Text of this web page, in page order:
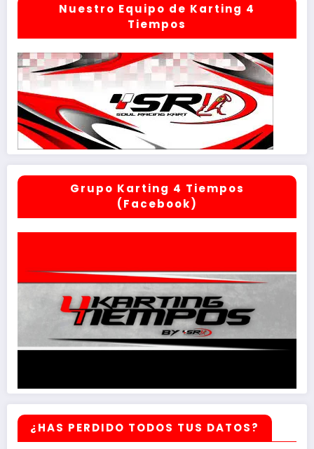
Nuestro Equipo de Karting 4
Tiempos
Grupo Karting 4 Tiempos
(Facebook)
¿HAS PERDIDO TODOS TUS DATOS?